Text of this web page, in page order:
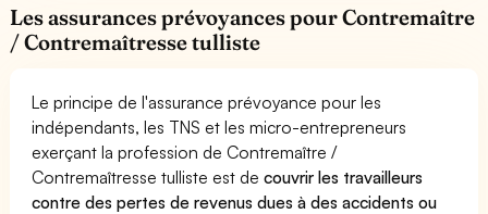
Les assurances prévoyances pour Contremaître
/ Contremaîtresse tulliste
Le principe de l'assurance prévoyance pour les
indépendants, les TNS et les micro-entrepreneurs
exerçant la profession de Contremaître /
Contremaîtresse tulliste est decouvrir les travailleurs
contre des pertes de revenus dues à des accidents ou